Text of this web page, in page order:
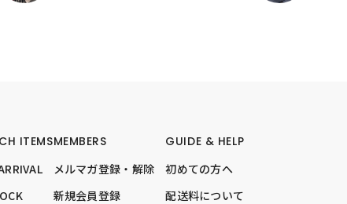
ITEMSMEMBERS
メルマガ登録・解除
新規会員登録
GUIDE & HELP
初めての方へ
配送料について